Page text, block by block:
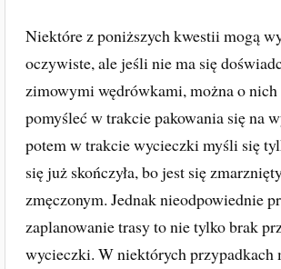
Niektóre z poniższych kwestii mogą
oczywiste, ale jeśli nie ma się
zimowymi wędrówkami, można o nich
pomyśleć w trakcie pakowania się na
potem w trakcie wycieczki myśli się
się już skończyła, bo jest się
zmęczonym. Jednak nieodpowiednie
zaplanowanie trasy to nie tylko brak
wycieczki. W niektórych przypadkach